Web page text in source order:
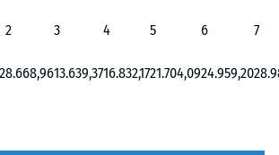
2 3 4 5 6
7
8.668,9613.639,3716.832,1721.704,0924.959,20